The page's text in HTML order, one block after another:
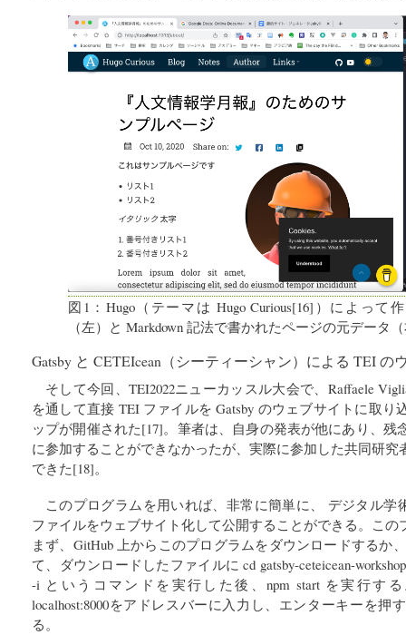
図1：Hugo（テーマは Hugo Curious[16]）によって
（左）と Markdown 記法で書かれたページの元データ
Gatsby と CETEIcean（シーティーシャン）による TEI の
そして今回、TEI2022ニューカッスル大会で、Raffaele
を通して直接 TEI ファイルを Gatsby のウェブサイトに取り
ップが開催された[17]。筆者は、自身の発表が他にあり、残
に参加することができなかったが、実際に参加した共同研
できた[18]。
このプログラムを用いれば、非常に簡単に、 デジタル学
ファイルをウェブサイト化して公開することができる。こ
まず、GitHub 上からこのプログラムをダウンロードするか
て、ダウンロードしたファイルに cd gatsby-ceteicean-
-i というコマンドを実行した後、npm start を実行す
localhost:8000をアドレスバーに入力し、エンターキーを押
る。